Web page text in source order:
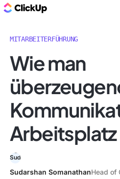
MITARBEITERFÜHRUNG
Wie man
Sudarshan SomanathanHead of